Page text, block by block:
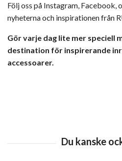
Följ oss på Instagram, Facebook,
nyheterna och inspirationen från
Gör varje dag lite mer speciell
destination för inspirerande
accessoarer.